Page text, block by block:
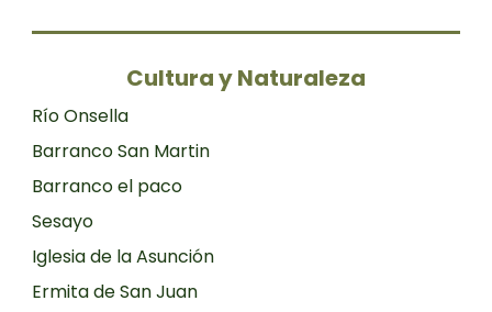
Cultura y Naturaleza
Río Onsella
Barranco San Martin
Barranco el paco
Sesayo
Iglesia de la Asunción
Ermita de San Juan